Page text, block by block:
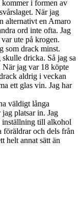
i formen av
När jag
alternativt en Amaro
ord inte ofta. Jag
ute på krogen.
som drack minst.
dricka. Så jag sa
När jag var 18 köpte
aldrig i veckan
ett glas vin. Jag har
väldigt långa
platsar in. Jag
inställning till alkohol
föräldrar och dels från
helt annat sätt än